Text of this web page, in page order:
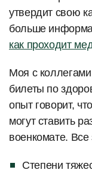
утвердит свою
больше
как проходит
Моя с
билеты по
опыт говорит,
могут ставить
военкомате. Все
Степени